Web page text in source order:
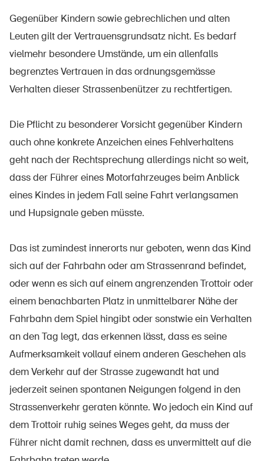
Gegenüber Kindern sowie gebrechlichen und alten
Leuten gilt der Vertrauensgrundsatz nicht. Es bedarf
vielmehr besondere Umstände, um ein allenfalls
begrenztes Vertrauen in das ordnungsgemässe
Verhalten dieser Strassenbenützer zu rechtfertigen.
Die Pflicht zu besonderer Vorsicht gegenüber Kindern
auch ohne konkrete Anzeichen eines Fehlverhaltens
geht nach der Rechtsprechung allerdings nicht so weit,
dass der Führer eines Motorfahrzeuges beim Anblick
eines Kindes in jedem Fall seine Fahrt verlangsamen
und Hupsignale geben müsste.
Das ist zumindest innerorts nur geboten, wenn das Kind
sich auf der Fahrbahn oder am Strassenrand befindet,
oder wenn es sich auf einem angrenzenden Trottoir oder
einem benachbarten Platz in unmittelbarer Nähe der
Fahrbahn dem Spiel hingibt oder sonstwie ein Verhalten
an den Tag legt, das erkennen lässt, dass es seine
Aufmerksamkeit vollauf einem anderen Geschehen als
dem Verkehr auf der Strasse zugewandt hat und
jederzeit seinen spontanen Neigungen folgend in den
Strassenverkehr geraten könnte. Wo jedoch ein Kind auf
dem Trottoir ruhig seines Weges geht, da muss der
Führer nicht damit rechnen, dass es unvermittelt auf die